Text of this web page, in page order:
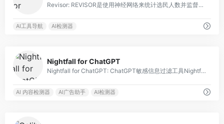
Revisor: REVISOR是使用神经网络来统计选民人数并监督选举程序合规性的软件。
AI工具导航 AI检测器
Nightfall for ChatGPT
Nightfall for ChatGPT: ChatGPT敏感信息过滤工具Nightfall是一款基于机器学习的插件，用于识别和删除ChatGPT聊天输入中的敏感信息。
AI 内容检测器 AI广告助手 AI检测器